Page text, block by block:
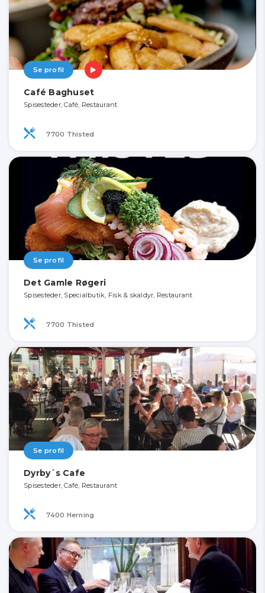
Se profil
Café Baghuset
Spisesteder, Café, Restaurant
7700 Thisted
Se profil
Det Gamle Røgeri
Spisesteder, Specialbutik, Fisk & skaldyr, Restaurant
7700 Thisted
Se profil
Dyrby´s Cafe
Spisesteder, Café, Restaurant
7400 Herning